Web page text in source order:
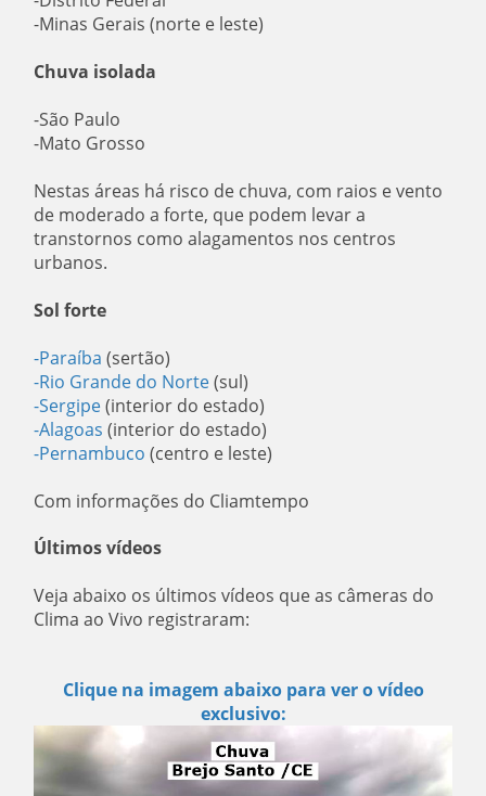
-Minas Gerais (norte e leste)
Chuva isolada
-São Paulo
-Mato Grosso
Nestas áreas há risco de chuva, com raios e vento
de moderado a forte, que podem levar a
transtornos como alagamentos nos centros
urbanos.
Sol forte
-Paraíba (sertão)
-Rio Grande do Norte(sul)
-Sergipe(interior do estado)
-Alagoas (interior do estado)
-Pernambuco (centro e leste)
Com informações do Cliamtempo
Últimos vídeos
Veja abaixo os últimos vídeos que as câmeras do
Clima ao Vivo registraram:
Clique na imagem abaixo para ver o vídeo
exclusivo: